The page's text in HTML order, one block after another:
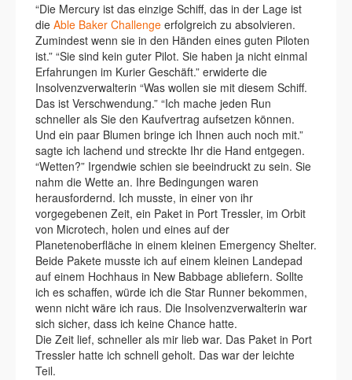
“Die Mercury ist das einzige Schiff, das in der Lage ist
die Able Baker Challenge erfolgreich zu absolvieren.
Zumindest wenn sie in den Händen eines guten Piloten
ist.” “Sie sind kein guter Pilot. Sie haben ja nicht einmal
Erfahrungen im Kurier Geschäft.” erwiderte die
Insolvenzverwalterin “Was wollen sie mit diesem Schiff.
Das ist Verschwendung.” “Ich mache jeden Run
schneller als Sie den Kaufvertrag aufsetzen können.
Und ein paar Blumen bringe ich Ihnen auch noch mit.”
sagte ich lachend und streckte Ihr die Hand entgegen.
“Wetten?” Irgendwie schien sie beeindruckt zu sein. Sie
nahm die Wette an. Ihre Bedingungen waren
herausfordernd. Ich musste, in einer von ihr
vorgegebenen Zeit, ein Paket in Port Tressler, im Orbit
von Microtech, holen und eines auf der
Planetenoberfläche in einem kleinen Emergency Shelter.
Beide Pakete musste ich auf einem kleinen Landepad
auf einem Hochhaus in New Babbage abliefern. Sollte
ich es schaffen, würde ich die Star Runner bekommen,
wenn nicht wäre ich raus. Die Insolvenzverwalterin war
sich sicher, dass ich keine Chance hatte.
Die Zeit lief, schneller als mir lieb war. Das Paket in Port
Tressler hatte ich schnell geholt. Das war der leichte
Teil.